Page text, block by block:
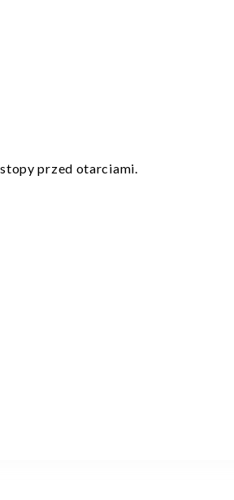
przed otarciami.